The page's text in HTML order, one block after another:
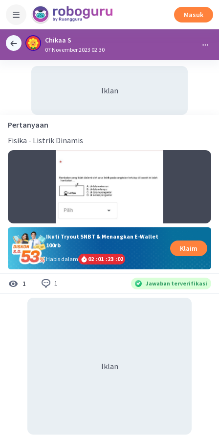
Masuk
Chikaa S
07 November 2023 02:30
Iklan
Pertanyaan
Fisika - Listrik Dinamis
Ikuti Tryout SNBT & Menangkan E-Wallet
100rb
Habis dalam
02 :01 :23 :02
Klaim
1 1 Jawaban terverifikasi
Iklan